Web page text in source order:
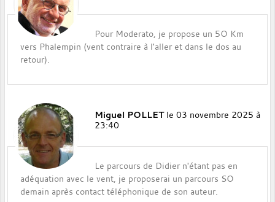
Pour Moderato, je propose un 5O Km
vers Phalempin (vent contraire à l'aller et dans le dos au
retour).
Miguel POLLET le 03 novembre 2025 à
23:40
Le parcours de Didier n'étant pas en
adéquation avec le vent, je proposerai un parcours SO
demain après contact téléphonique de son auteur.